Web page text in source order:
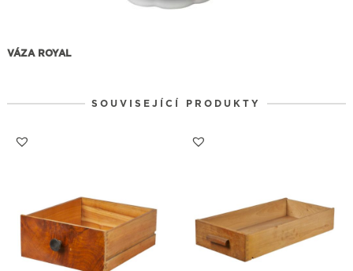
VÁZA ROYAL
SOUVISEJÍCÍ PRODUKTY